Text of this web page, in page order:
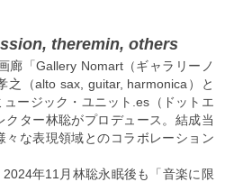
theremin, others
廊「Gallery Nomart（ギャラリーノ
之（alto sax, guitar, harmonica）と
ージック・ユニット.es（ドットエ
クター林聡がプロデュース。結成当
々な表現領域とのコラボレーション
年11月林聡永眠後も「音楽に限